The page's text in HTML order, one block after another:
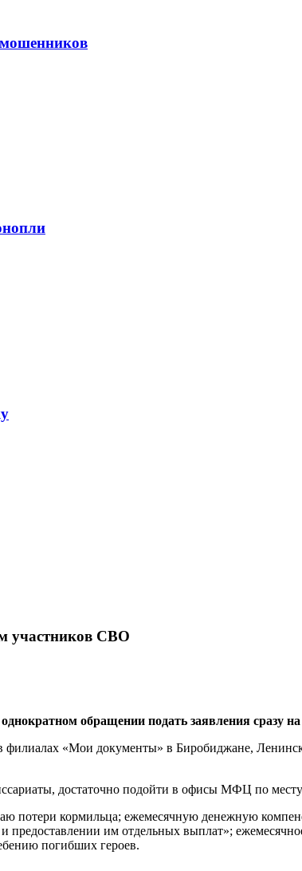
мошенников
участников СВО
обращении подать заявления сразу на
филиалах «Мои документы» в Биробиджане,
достаточно подойти в офисы МФЦ по
потери кормильца; ежемесячную денежную
им отдельных выплат»;
погибших героев.